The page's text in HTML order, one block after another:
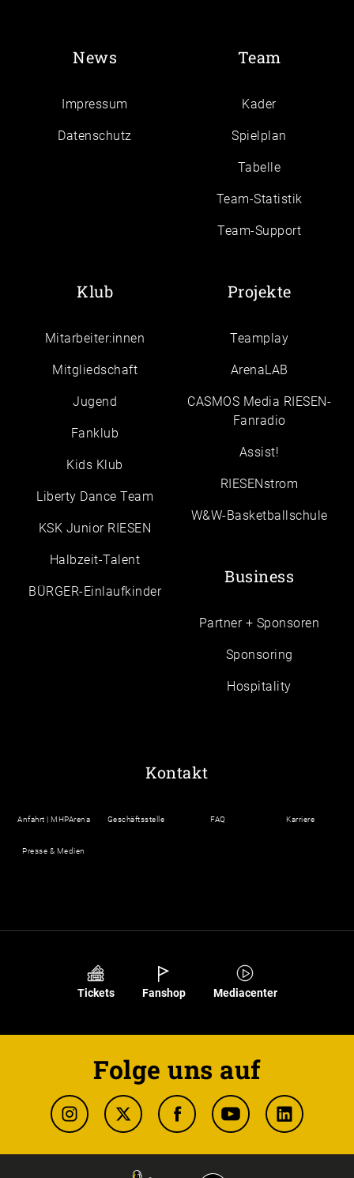
News
Impressum
Daten­schutz
Team
Kader
Spielplan
Tabelle
Team-Statistik
Team-Support
Klub
Mitarbeiter:innen
Mitgliedschaft
Jugend
Fanklub
Kids Klub
Liberty Dance Team
KSK Junior RIESEN
Halbzeit-Talent
BÜRGER-Einlaufkinder
Projekte
Teamplay
ArenaLAB
CASMOS Media RIESEN-
Fanradio
Assist!
RIESENstrom
W&W-Basketballschule
Business
Partner + Sponsoren
Sponsoring
Hospitality
Kontakt
Anfahrt | MHPArena Geschäftsstelle FAQ Karriere
Presse & Medien
Tickets Fanshop Mediacenter
Folge uns auf